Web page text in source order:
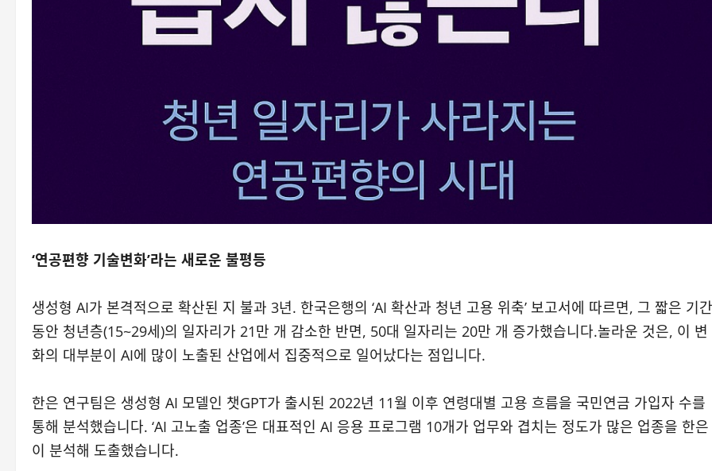
‘연공편향 기술변화’라는 새로운 불평등
생성형 AI가 본격적으로 확산된 지 불과 3년. 한국은행의 ‘AI 확산과 청년 고용 위축’ 보고서에 따르면, 그 짧은 기간
동안 청년층(15~29세)의 일자리가 21만 개 감소한 반면, 50대 일자리는 20만 개 증가했습니다.놀라운 것은, 이 변
화의 대부분이 AI에 많이 노출된 산업에서 집중적으로 일어났다는 점입니다.
한은 연구팀은 생성형 AI 모델인 챗GPT가 출시된 2022년 11월 이후 연령대별 고용 흐름을 국민연금 가입자 수를
통해 분석했습니다. ‘AI 고노출 업종’은 대표적인 AI 응용 프로그램 10개가 업무와 겹치는 정도가 많은 업종을 한은
이 분석해 도출했습니다.